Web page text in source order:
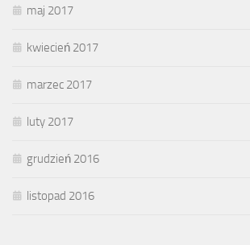
maj 2017
kwiecień 2017
marzec 2017
luty 2017
grudzień 2016
listopad 2016